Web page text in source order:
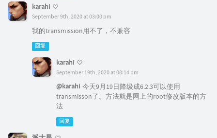
karahi
September 9th, 2020 at 03:00 pm
我的transmission用不了，不兼容
回复
karahi
September 19th, 2020 at 08:14 pm
@karahi 今天9月19日降级成6.2.3可以使用
transmisson了。方法就是网上的root修改版本的方
法
回复